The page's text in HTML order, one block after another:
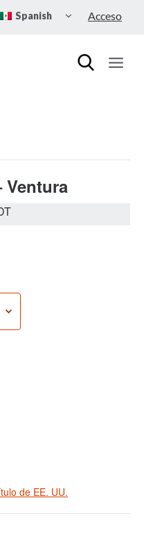
Spanish
CHILDAcceso
Ventura
de EE. UU.